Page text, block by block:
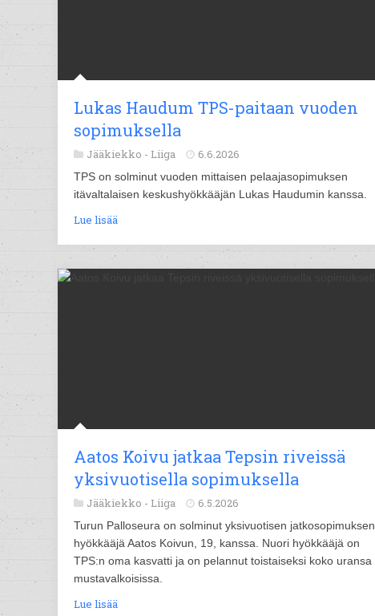
Lukas Haudum TPS-paitaan vuoden
sopimuksella
Jääkiekko - Liiga 6.6.2026
TPS on solminut vuoden mittaisen pelaajasopimuksen
itävaltalaisen keskushyökkääjän Lukas Haudumin kanssa.
Lue lisää
Aatos Koivu jatkaa Tepsin riveissä
yksivuotisella sopimuksella
Jääkiekko - Liiga 6.5.2026
Turun Palloseura on solminut yksivuotisen jatkosopimuksen
hyökkääjä Aatos Koivun, 19, kanssa. Nuori hyökkääjä on
TPS:n oma kasvatti ja on pelannut toistaiseksi koko uransa
mustavalkoisissa.
Lue lisää